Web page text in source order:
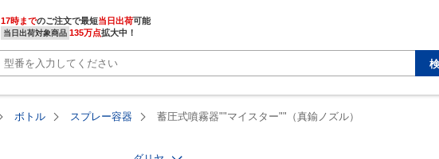
17時までのご注文で最短当日出荷
当日出荷対象商品 135万点拡大中！
ボトル スプレー容器 蓄圧式噴霧器""マイスター""（真鍮ノズル）